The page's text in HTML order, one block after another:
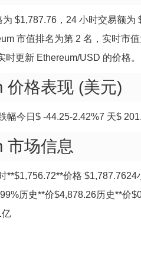
为 $1,787.76，24 小时交易额
市值排名为第 2 名，实时市
时更新 Ethereum/USD 的价格。
价格表现 (美元)
幅今日$ -44.25-2.42%7 天$
市场信息
**$1,756.72**价格
历史**价$4,878.26历史**价
亿